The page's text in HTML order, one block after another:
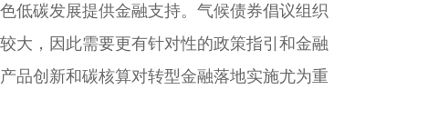
低碳发展提供金融支持。气候债券倡议组织
大，因此需要更有针对性的政策指引和金融
品创新和碳核算对转型金融落地实施尤为重